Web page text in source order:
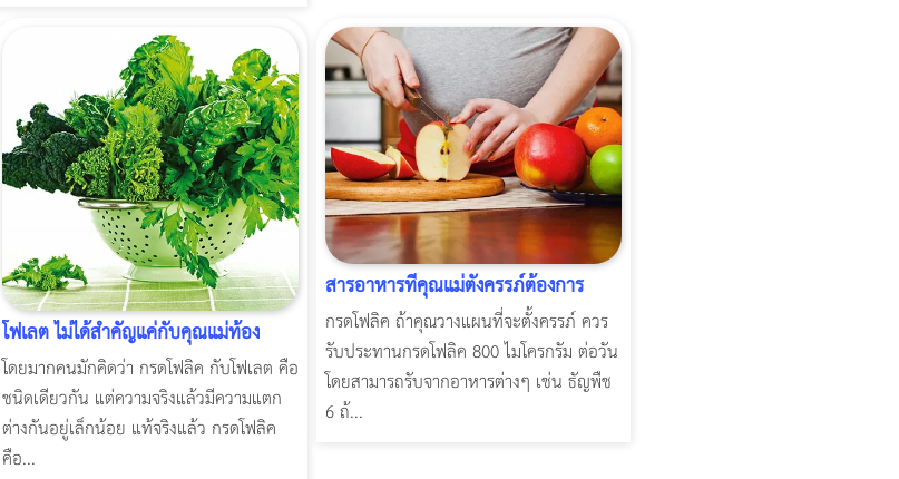
โฟเลต ไม่ได้สำคัญแค่กับคุณแม่ท้อง
โดยมากคนมักคิดว่า กรดโฟลิค กับโฟเลต คือ
ชนิดเดียวกัน แต่ความจริงแล้วมีความแตก
ต่างกันอยู่เล็กน้อย แท้จริงแล้ว กรดโฟลิค
คือ...
สารอาหารที่คุณแม่ตั้งครรภ์ต้องการ
กรดโฟลิค ถ้าคุณวางแผนที่จะตั้งครรภ์ ควร
รับประทานกรดโฟลิค 800 ไมโครกรัม ต่อวัน
โดยสามารถรับจากอาหารต่างๆ เช่น ธัญพืช
6 ถ้...